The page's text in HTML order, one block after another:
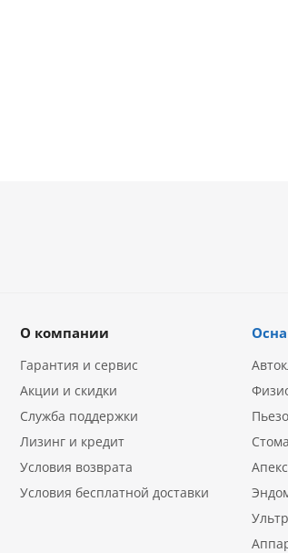
О компании
Гарантия и сервис
Акции и скидки
Служба поддержки
Лизинг и кредит
Условия возврата
Условия бесплатной доставки